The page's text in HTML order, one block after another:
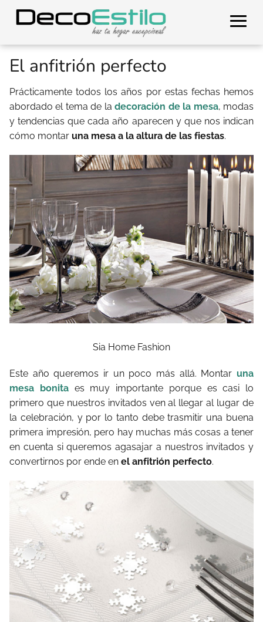
El anfitrión perfecto
Prácticamente todos los años por estas fechas hemos
abordado el tema de ladecoración de la mesa, modas
y tendencias que cada año aparecen y que nos indican
cómo montar una mesa a la altura de las fiestas.
Sia Home Fashion
Este año queremos ir un poco más allá. Montar una
mesa bonitaes muy importante porque es casi lo
primero que nuestros invitados ven al llegar al lugar de
la celebración, y por lo tanto debe trasmitir una buena
primera impresión, pero hay muchas más cosas a tener
en cuenta si queremos agasajar a nuestros invitados y
convertirnos por ende en el anfitrión perfecto.